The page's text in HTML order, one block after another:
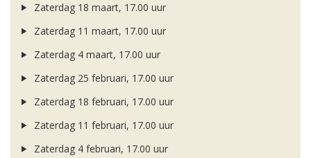
Zaterdag 18 maart, 17.00 uur
Zaterdag 11 maart, 17.00 uur
Zaterdag 4 maart, 17.00 uur
Zaterdag 25 februari, 17.00 uur
Zaterdag 18 februari, 17.00 uur
Zaterdag 11 februari, 17.00 uur
Zaterdag 4 februari, 17.00 uur